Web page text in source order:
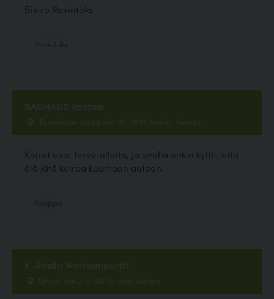
Bistro Ravintola
BAUHAUS Vantaa
Tammiston kauppatie 19, 01510 Vantaa, Vantaa
Koirat ovat tervetulleita, ja ovella onkin kyltti, että
älä jätä koiraa kuumaan autoon.
K-Rauta Vantaanportti
Silvastintie 2, 01510 Vantaa, Vantaa